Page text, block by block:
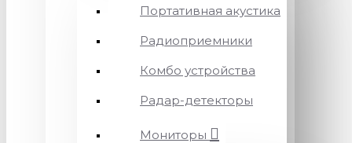
Портативная акустика
Радиоприемники
Комбо устройства
Радар-детекторы
Мониторы